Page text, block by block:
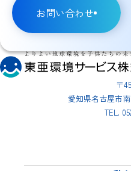
お問い合わせ
〒
愛知県名古屋市
TEL.